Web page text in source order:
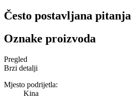
Često postavljana pitanja
Oznake proizvoda
Pregled
Brzi detalji
Mjesto podrijetla:
Kina